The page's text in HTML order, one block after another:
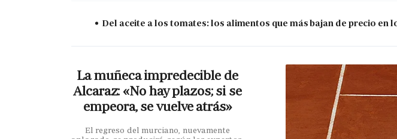
Del aceite a los tomates: los alimentos que más bajan de precio en
La muñeca impredecible de
Alcaraz: «No hay plazos; si se
empeora, se vuelve atrás»
El regreso del murciano, nuevamente